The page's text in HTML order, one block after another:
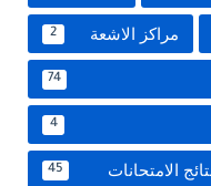
مراكز الاشعة 2
74
4
الامتحانات 45